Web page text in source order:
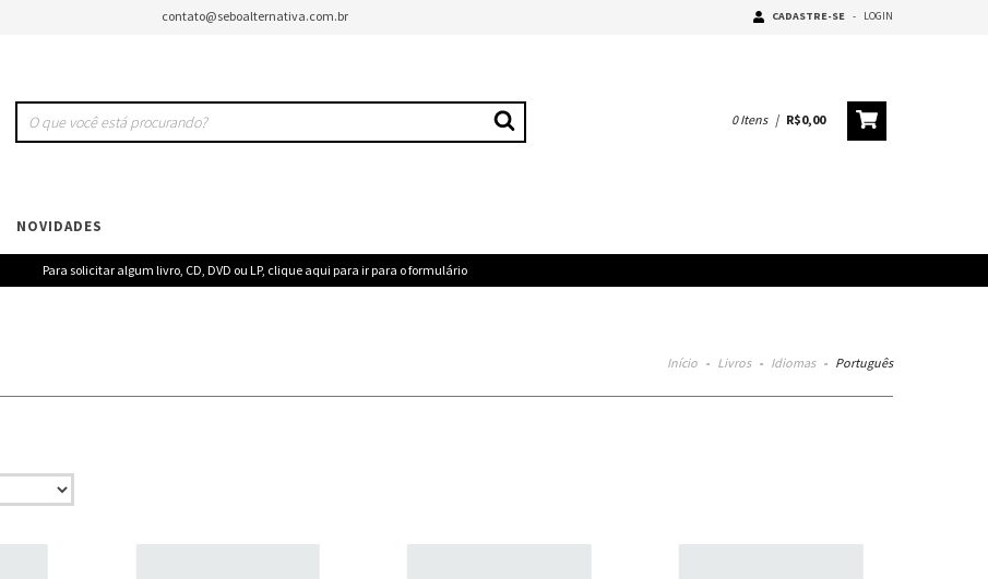
contato@seboalternativa.com.br CADASTRE-SE - LOGIN
0Itens | R$0,00
NOVIDADES
Para solicitar algum livro, CD, DVD ou LP, clique aqui para ir para o formulário
Início - Livros - Idiomas - Português